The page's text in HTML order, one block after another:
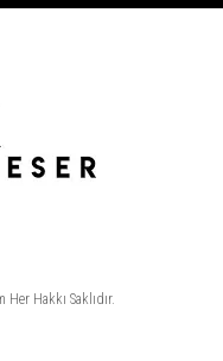
Hakkı Saklıdır.